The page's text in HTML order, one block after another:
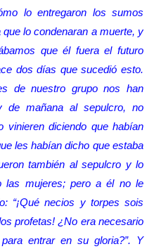
lo entregaron los sumos
lo condenaran a muerte, y
que él fuera el futuro
dos días que sucedió esto.
de nuestro grupo nos han
de mañana al sepulcro, no
vinieren diciendo que habían
les habían dicho que estaba
también al sepulcro y lo
las mujeres; pero a él no le
“¡Qué necios y torpes sois
profetas! ¿No era necesario
entrar en su gloria?”. Y